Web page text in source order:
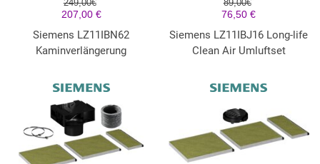
249,00€
207,00 €
Siemens LZ11IBN62
Kaminverlängerung
89,00€
76,50 €
Siemens LZ11IBJ16 Long-life
Clean Air Umluftset